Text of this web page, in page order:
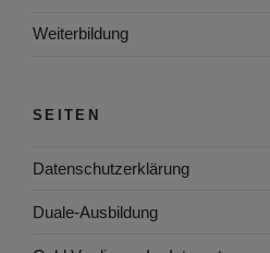
Weiterbildung
SEITEN
Datenschutzerklärung
Duale-Ausbildung